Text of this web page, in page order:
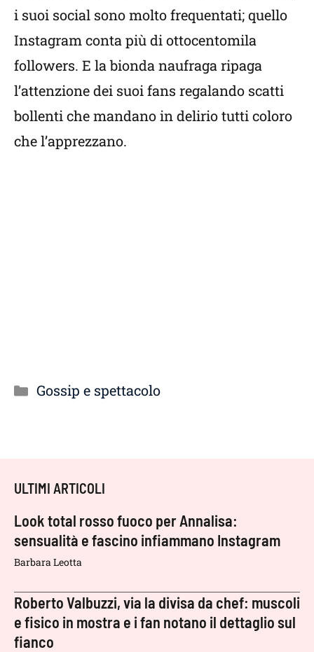
i suoi social sono molto frequentati; quello
Instagram conta più di ottocentomila
followers. E la bionda naufraga ripaga
l’attenzione dei suoi fans regalando scatti
bollenti che mandano in delirio tutti coloro
che l’apprezzano.
Categorie
Gossip e spettacolo
ULTIMI ARTICOLI
Look total rosso fuoco per Annalisa:
sensualità e fascino infiammano Instagram
Barbara Leotta
Roberto Valbuzzi, via la divisa da chef: muscoli
e fisico in mostra e i fan notano il dettaglio sul
fianco